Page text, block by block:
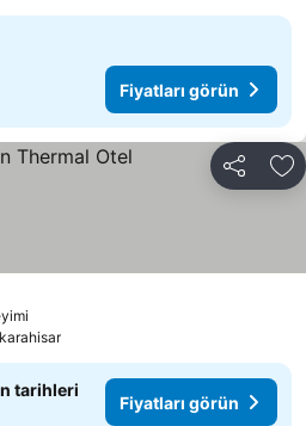
Fiyatları görün
Paylaş
görün
tarihleri
Fiyatları görün